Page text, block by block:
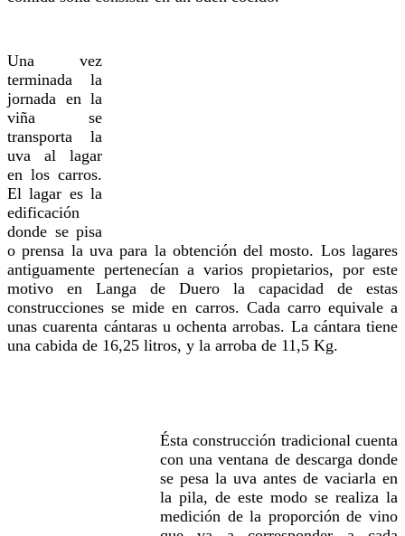
Una vez
terminada la
jornada en la
viña se
transporta la
uva al lagar
en los carros.
El lagar es la
edificación
donde se pisa
o prensa la uva para la obtención del mosto. Los lagares
antiguamente pertenecían a varios propietarios, por este
motivo en Langa de Duero la capacidad de estas
construcciones se mide en carros. Cada carro equivale a
unas cuarenta cántaras u ochenta arrobas. La cántara tiene
una cabida de 16,25 litros, y la arroba de 11,5 Kg.
Ésta construcción tradicional cuenta
con una ventana de descarga donde
se pesa la uva antes de vaciarla en
la pila, de este modo se realiza la
medición de la proporción de vino